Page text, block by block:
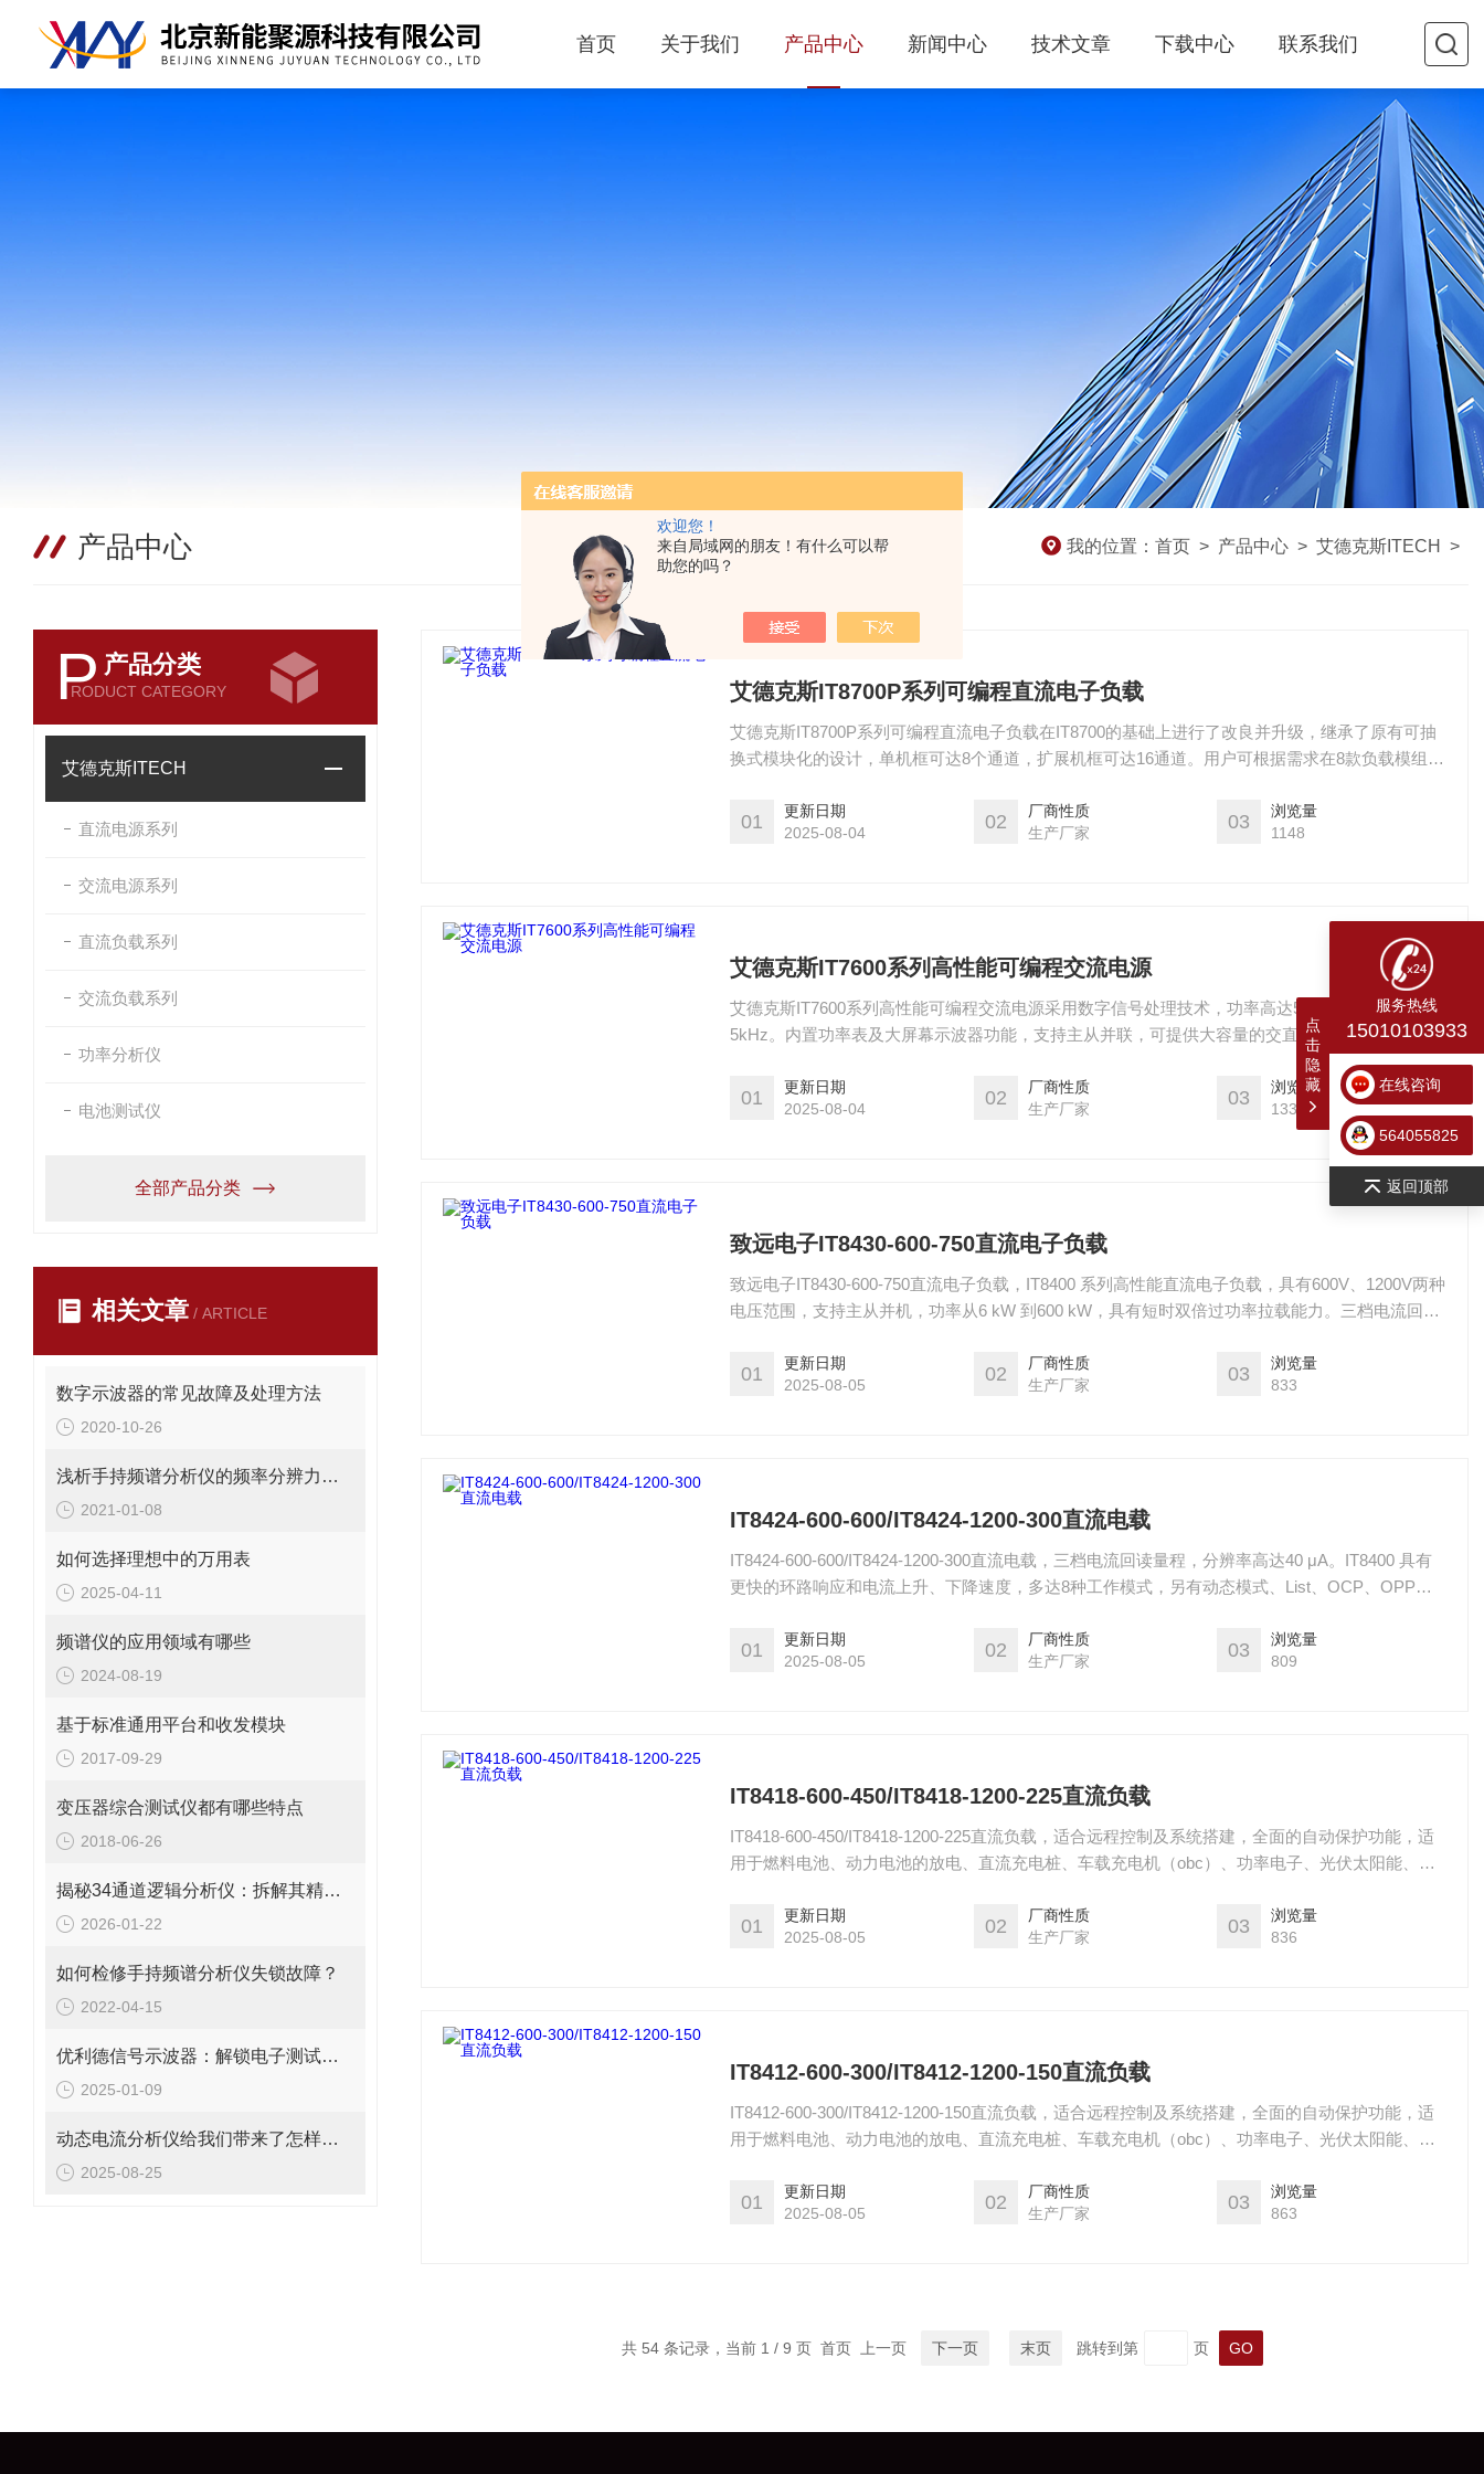
欢迎您！
来自局域网的朋友！有什么可以帮
助您的吗？
首页 关于我们 产品中心 新闻中心 技术文章 下载中心 联系我们
产品中心 我的位置： 首页 > 产品中心 > 艾德克斯ITECH >
P 产品分类
RODUCT CATEGORY
艾德克斯ITECH
直流电源系列
交流电源系列
直流负载系列
交流负载系列
功率分析仪
电池测试仪
全部产品分类
相关文章 / ARTICLE
数字示波器的常见故障及处理方法
2020-10-26
浅析手持频谱分析仪的频率分辨力和测试灵敏度
2021-01-08
如何选择理想中的万用表
2025-04-11
频谱仪的应用领域有哪些
2024-08-19
基于标准通用平台和收发模块
2017-09-29
变压器综合测试仪都有哪些特点
2018-06-26
揭秘34通道逻辑分析仪：拆解其精密构造与功能
2026-01-22
如何检修手持频谱分析仪失锁故障？
2022-04-15
优利德信号示波器：解锁电子测试的无限可能
2025-01-09
动态电流分析仪给我们带来了怎样的特点呢？
2025-08-25
艾德克斯IT8700P系列可编程直流电子负载
艾德克斯IT8700P系列可编程直流电子负载在IT8700的基础上进行了改良并升级，继承了原有可抽
换式模块化的设计，单机框可达8个通道，扩展机框可达16通道。用户可根据需求在8款负载模组中
01
更新日期
2025-08-04
02
厂商性质
生产厂家
03
浏览量
1148
艾德克斯IT7600系列高性能可编程交流电源
艾德克斯IT7600系列高性能可编程交流电源采用数字信号处理技术，功率高达54kVA，频率高达
5kHz。内置功率表及大屏幕示波器功能，支持主从并联，可提供大容量的交直流输出。IT7600内
建任意波型产生器, 可模拟谐波及各种任意波形输出, 同时具有交流测量及分析功能，可广泛应用于
新能源、家电产品、电力电子与IEC标准测试的开发和运用等多个领域。
01
更新日期
2025-08-04
02
厂商性质
生产厂家
03
浏览量
1330
致远电子IT8430-600-750直流电子负载
致远电子IT8430-600-750直流电子负载，IT8400 系列高性能直流电子负载，具有600V、1200V两种
电压范围，支持主从并机，功率从6 kW 到600 kW，具有短时双倍过功率拉载能力。三档电流回读
式，另有动态模式、List、OCP、OPP测试、自动测试及电池测试功能。
01
更新日期
2025-08-05
02
厂商性质
生产厂家
03
浏览量
833
IT8424-600-600/IT8424-1200-300直流电载
IT8424-600-600/IT8424-1200-300直流电载，三档电流回读量程，分辨率高达40 μA。IT8400 具有
更快的环路响应和电流上升、下降速度，多达8种工作模式，另有动态模式、List、OCP、OPP测
语言，标配LabVIEW驱动，适合远程控制及系统搭建，全面的自动保护功能，
01
更新日期
2025-08-05
02
厂商性质
生产厂家
03
浏览量
809
IT8418-600-450/IT8418-1200-225直流负载
IT8418-600-450/IT8418-1200-225直流负载，适合远程控制及系统搭建，全面的自动保护功能，适
用于燃料电池、动力电池的放电、直流充电桩、车载充电机（obc）、功率电子、光伏太阳能、汽
01
更新日期
2025-08-05
02
厂商性质
生产厂家
03
浏览量
836
IT8412-600-300/IT8412-1200-150直流负载
IT8412-600-300/IT8412-1200-150直流负载，适合远程控制及系统搭建，全面的自动保护功能，适
用于燃料电池、动力电池的放电、直流充电桩、车载充电机（obc）、功率电子、光伏太阳能、汽
01
更新日期
2025-08-05
02
厂商性质
生产厂家
03
浏览量
863
共 54 条记录，当前 1 / 9 页 首页 上一页 下一页 末页 跳转到第 页
服务热线
15010103933
在线咨询
564055825
返回顶部
点
击
隐
藏